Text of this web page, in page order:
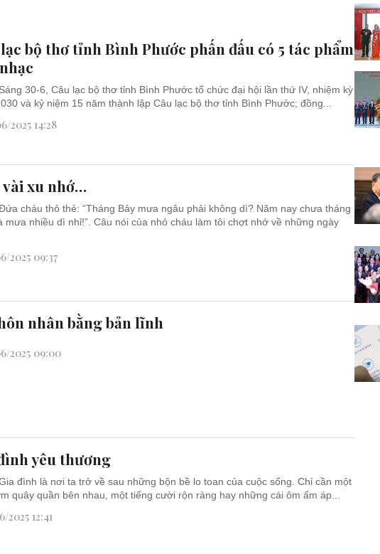
bộ thơ tỉnh Bình Phước phấn đấu có 5 tác phẩm
30-6, Câu lạc bộ thơ tỉnh Bình Phước tổ chức đại hội lần thứ IV, nhiệm kỳ
và kỷ niệm 15 năm thành lập Câu lạc bộ thơ tỉnh Bình Phước; đồng...
2025 14:28
vài xu nhớ…
cháu thỏ thẻ: “Tháng Bảy mưa ngâu phải không dì? Năm nay chưa tháng
mưa nhiều dì nhỉ!”. Câu nói của nhỏ cháu làm tôi chợt nhớ về những ngày
2025 09:37
nhân bằng bản lĩnh
2025 09:00
yêu thương
đình là nơi ta trở về sau những bộn bề lo toan của cuộc sống. Chỉ cần một
quây quần bên nhau, một tiếng cười rộn ràng hay những cái ôm ấm áp...
2025 12:41